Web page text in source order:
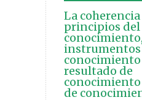
La
principios del
conocimiento
resultado de
conocimiento
de